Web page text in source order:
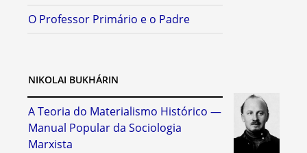
O Professor Primário e o Padre
NIKOLAI BUKHÁRIN
A Teoria do Materialismo Histórico —
Manual Popular da Sociologia
Marxista